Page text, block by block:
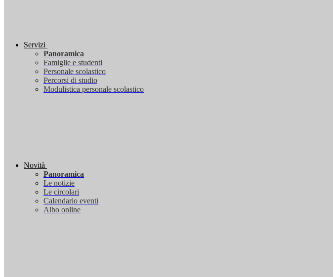
Servizi
Panoramica
Famiglie e studenti
Personale scolastico
Percorsi di studio
Modulistica personale scolastico
Novità
Panoramica
Le notizie
Le circolari
Calendario eventi
Albo online